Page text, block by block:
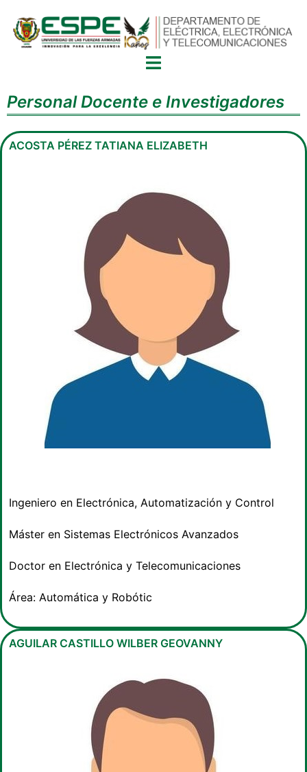
Personal Docente e Investigadores
ACOSTA PÉREZ TATIANA ELIZABETH
Ingeniero en Electrónica, Automatización y Control
Máster en Sistemas Electrónicos Avanzados
Doctor en Electrónica y Telecomunicaciones
Área: Automática y Robótic
AGUILAR CASTILLO WILBER GEOVANNY